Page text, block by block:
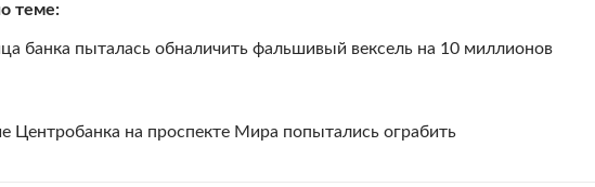
теме
банка пыталась обналичить фальшивый вексель на 10 миллионов
Центробанка на проспекте Мира попытались ограбить